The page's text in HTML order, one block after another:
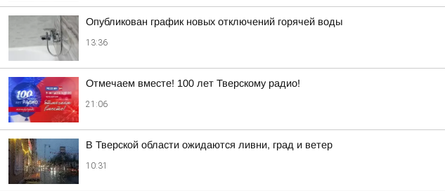
Опубликован график новых отключений горячей воды
13:36
Отмечаем вместе! 100 лет Тверскому радио!
21:06
В Тверской области ожидаются ливни, град и ветер
10:31